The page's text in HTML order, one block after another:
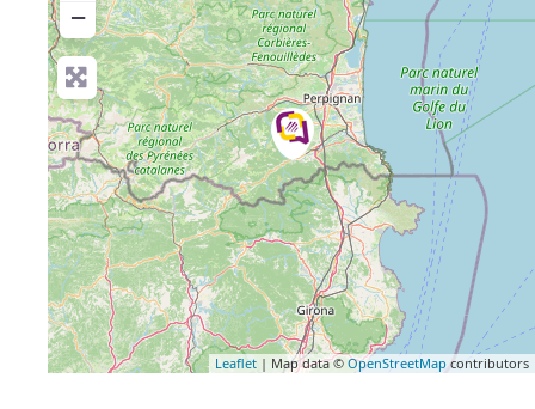
−
Leaflet | Map data © OpenStreetMap contributors